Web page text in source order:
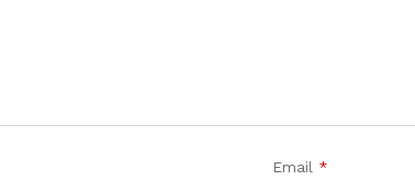
Email *